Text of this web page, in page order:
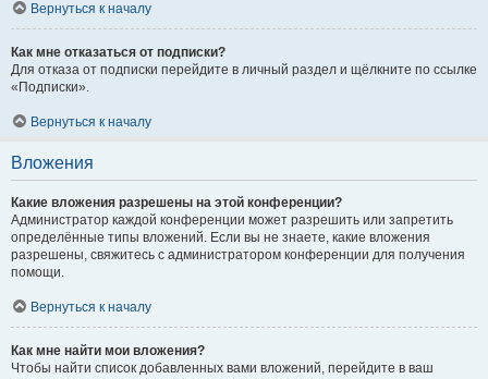
Вернуться к началу
Как мне отказаться от подписки?
Для отказа от подписки перейдите в личный раздел и щёлкните по ссылке
«Подписки».
Вернуться к началу
Вложения
Какие вложения разрешены на этой конференции?
Администратор каждой конференции может разрешить или запретить
определённые типы вложений. Если вы не знаете, какие вложения
разрешены, свяжитесь с администратором конференции для получения
помощи.
Вернуться к началу
Как мне найти мои вложения?
Чтобы найти список добавленных вами вложений, перейдите в ваш